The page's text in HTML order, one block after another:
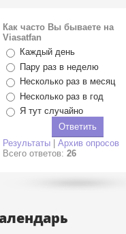
Как часто Вы бываете на
Viasatfan
Каждый день
Пару раз в неделю
Несколько раз в месяц
Несколько раз в год
Я тут случайно
Результаты
Архив опросов
Всего ответов: 26